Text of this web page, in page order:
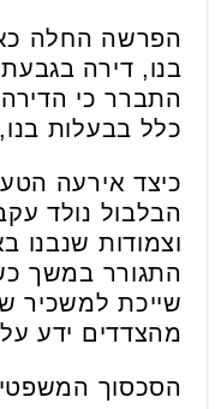
הפרשה החלה
בנו, דירה
התברר כי
כלל בבעלות
כיצד אירעה
הבלבול נולד
וצמודות שנבנו
התגורר במשך
שייכת למשכיר
מהצדדים ידע
הסכסוך